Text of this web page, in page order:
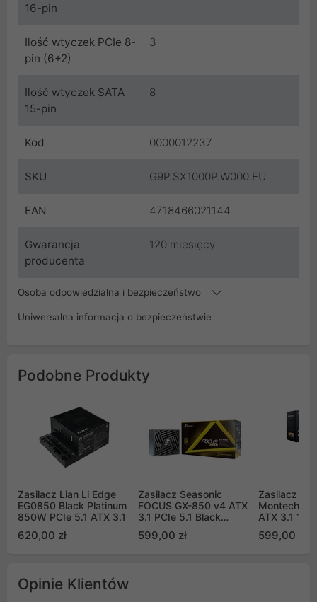
16-pin
Ilość wtyczek PCIe 8-
pin (6+2)
3
Ilość wtyczek SATA
15-pin
8
Kod 0000012237
SKU G9P.SX1000P.W000.EU
EAN 4718466021144
Gwarancja
producenta
120 miesięcy
Osoba odpowiedzialna i bezpieczeństwo
Uniwersalna informacja o bezpieczeństwie
Podobne Produkty
Zasilacz Lian Li Edge
EG0850 Black Platinum
850W PCIe 5.1 ATX 3.1
620,00 zł
Zasilacz Seasonic
FOCUS GX-850 v4 ATX
3.1 PCIe 5.1 Black
599,00 zł
Zasilacz
Montech
ATX 3.1
599,00 zł
Opinie Klientów